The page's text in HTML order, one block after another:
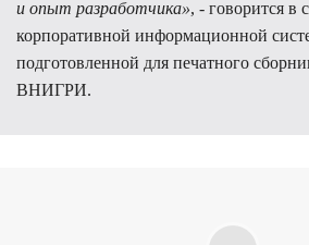
и опыт разработчика», - говорится в
корпоративной информационной
подготовленной для печатного
ВНИГРИ.